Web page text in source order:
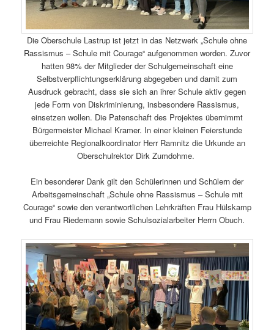
Die Oberschule Lastrup ist jetzt in das Netzwerk „Schule ohne
Rassismus – Schule mit Courage“ aufgenommen worden. Zuvor
hatten 98% der Mitglieder der Schulgemeinschaft eine
Selbstverpflichtungserklärung abgegeben und damit zum
Ausdruck gebracht, dass sie sich an ihrer Schule aktiv gegen
jede Form von Diskriminierung, insbesondere Rassismus,
einsetzen wollen. Die Patenschaft des Projektes übernimmt
Bürgermeister Michael Kramer. In einer kleinen Feierstunde
überreichte Regionalkoordinator Herr Ramnitz die Urkunde an
Oberschulrektor Dirk Zumdohme.
Ein besonderer Dank gilt den Schülerinnen und Schülern der
Arbeitsgemeinschaft „Schule ohne Rassismus – Schule mit
Courage“ sowie den verantwortlichen Lehrkräften Frau Hülskamp
und Frau Riedemann sowie Schulsozialarbeiter Herrn Obuch.